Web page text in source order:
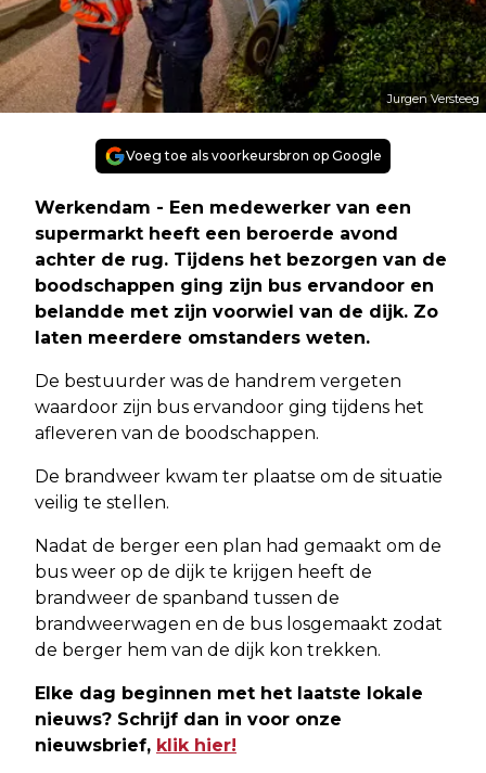
Jurgen Versteeg
Voeg toe als voorkeursbron op Google
Werkendam - Een medewerker van een
supermarkt heeft een beroerde avond
achter de rug. Tijdens het bezorgen van de
boodschappen ging zijn bus ervandoor en
belandde met zijn voorwiel van de dijk. Zo
laten meerdere omstanders weten.
De bestuurder was de handrem vergeten
waardoor zijn bus ervandoor ging tijdens het
afleveren van de boodschappen.
De brandweer kwam ter plaatse om de situatie
veilig te stellen.
Nadat de berger een plan had gemaakt om de
bus weer op de dijk te krijgen heeft de
brandweer de spanband tussen de
brandweerwagen en de bus losgemaakt zodat
de berger hem van de dijk kon trekken.
Elke dag beginnen met het laatste lokale
nieuws? Schrijf dan in voor onze
nieuwsbrief, klik hier!